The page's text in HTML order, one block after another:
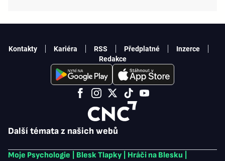
Další témata z našich webů
Moje Psychologie Blesk Tlapky Hráči na Blesku
Kontakty Kariéra RSS Předplatné
Inzerce
Redakce